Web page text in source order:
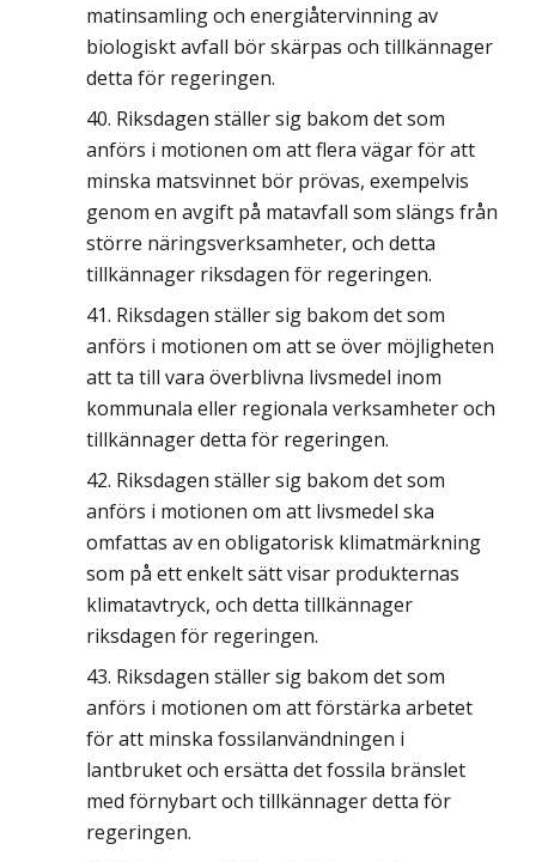
matinsamling och energiåtervinning av
biologiskt avfall bör skärpas och tillkännager
detta för regeringen.
Riksdagen ställer sig bakom det som
anförs i motionen om att flera vägar för att
minska matsvinnet bör prövas, exempelvis
genom en avgift på matavfall som slängs från
större näringsverksamheter, och detta
tillkännager riksdagen för regeringen.
Riksdagen ställer sig bakom det som
anförs i motionen om att se över möjligheten
att ta till vara överblivna livsmedel inom
kommunala eller regionala verksamheter och
tillkännager detta för regeringen.
Riksdagen ställer sig bakom det som
anförs i motionen om att livsmedel ska
omfattas av en obligatorisk klimatmärkning
som på ett enkelt sätt visar produkternas
klimatavtryck, och detta tillkännager
riksdagen för regeringen.
Riksdagen ställer sig bakom det som
anförs i motionen om att förstärka arbetet
för att minska fossilanvändningen i
lantbruket och ersätta det fossila bränslet
med förnybart och tillkännager detta för
regeringen.